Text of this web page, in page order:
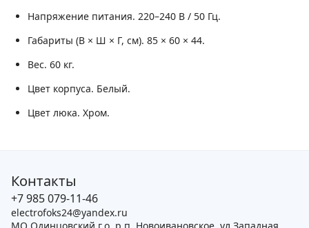
Напряжение питания. 220–240 В / 50 Гц.
Габариты (В × Ш × Г, см). 85 × 60 × 44.
Вес. 60 кг.
Цвет корпуса. Белый.
Цвет люка. Хром.
Контакты
+7 985 079-11-46
electrofoks24@yandex.ru